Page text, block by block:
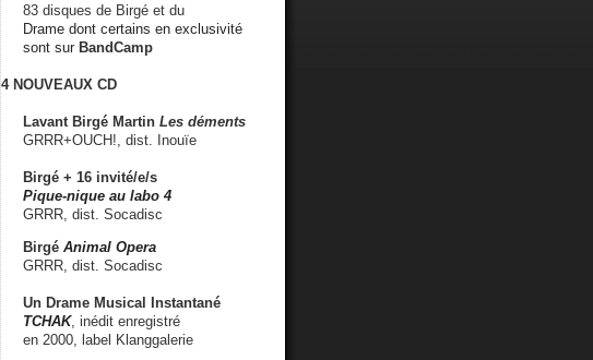
83 disques de Birgé et du
Drame dont certains en exclusivité
sont sur BandCamp
4 NOUVEAUX CD
Lavant Birgé Martin Les déments
GRRR+OUCH!, dist. Inouïe
Birgé + 16 invité/e/s
Pique-nique au labo 4
GRRR, dist. Socadisc
Birgé Animal Opera
GRRR, dist. Socadisc
Un Drame Musical Instantané
TCHAK, inédit enregistré
en 2000, label Klanggalerie